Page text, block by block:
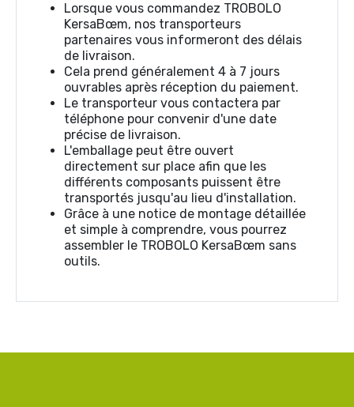
Lorsque vous commandez TROBOLO
KersaBœm, nos transporteurs
partenaires vous informeront des délais
de livraison.
Cela prend généralement 4 à 7 jours
ouvrables après réception du paiement.
Le transporteur vous contactera par
téléphone pour convenir d'une date
précise de livraison.
L'emballage peut être ouvert
directement sur place afin que les
différents composants puissent être
transportés jusqu'au lieu d'installation.
Grâce à une notice de montage détaillée
et simple à comprendre, vous pourrez
assembler le TROBOLO KersaBœm sans
outils.